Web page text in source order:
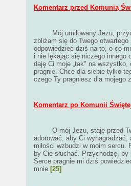
Komentarz przed Komunią
Mój umiłowany Jezu,
zbliżam się do Twego
odpowiedzieć dziś na to, o co
i nie lękając się niczego innego
daję Ci moje „tak" na
pragnie. Chcę dla siebie tylko
czego Ty pragniesz dla mojego
Komentarz po Komunii
O mój Jezu, staję przed
adorować, aby Ci
miłości wzbudzi w moim
by Cię słuchać. Przychodzę,
Serce pragnie mi dziś
mnie. [25]